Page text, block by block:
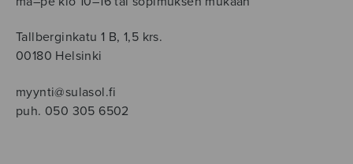
Tallberginkatu 1 B, 1,5 krs.
00180 Helsinki
myynti@sulasol.fi
puh. 050 305 6502